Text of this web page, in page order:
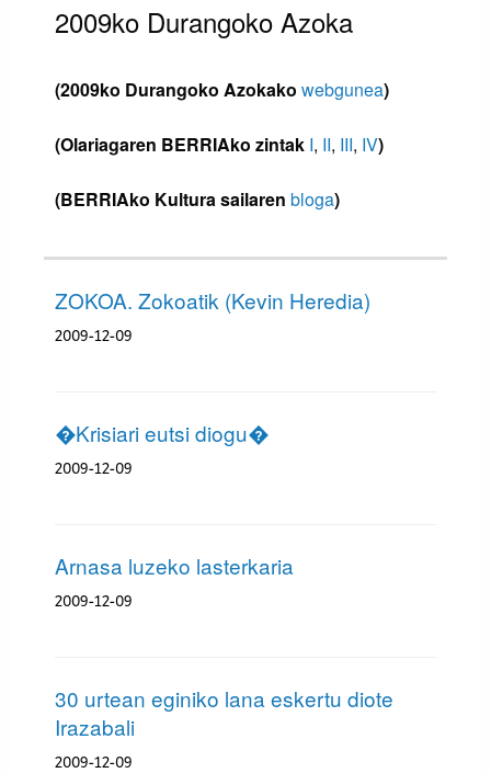
2009ko Durangoko Azoka
(2009ko Durangoko Azokako webgunea)
(Olariagaren BERRIAko zintak I, II, III, IV)
(BERRIAko Kultura sailaren bloga)
ZOKOA. Zokoatik (Kevin Heredia)
2009-12-09
�Krisiari eutsi diogu�
2009-12-09
Arnasa luzeko lasterkaria
2009-12-09
30 urtean eginiko lana eskertu diote
Irazabali
2009-12-09